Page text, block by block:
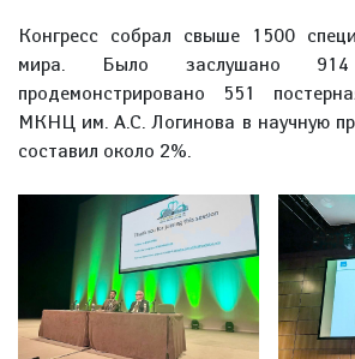
Конгресс собрал свыше 1500
мира. Было заслушано
продемонстрировано 551
МКНЦ им. А.С. Логинова в научную
составил около 2%.